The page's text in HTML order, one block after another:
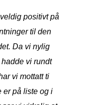
positivt på
til den
Da vi nylig
vi rundt
vi mottatt ti
er på liste og i